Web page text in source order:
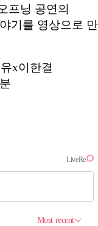
프닝 공연의
기를 영상으로 만
x이한결